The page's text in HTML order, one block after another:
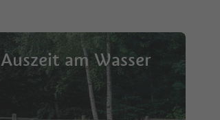
Auszeit am Wasser